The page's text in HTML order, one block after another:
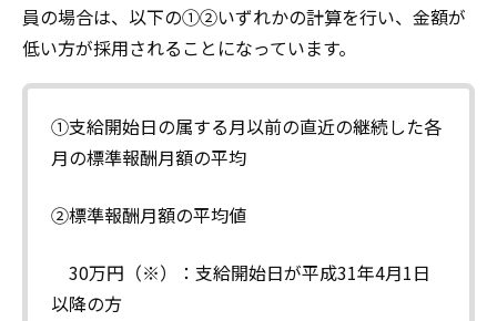
員の場合は、以下の①②いずれかの計算を行い、金額が
低い方が採用されることになっています。
①支給開始日の属する月以前の直近の継続した各
月の標準報酬月額の平均
②標準報酬月額の平均値
30万円（※）：支給開始日が平成31年4月1日
以降の方